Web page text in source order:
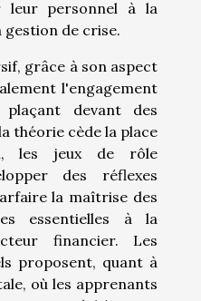
leur personnel à la
gestion de crise.
grâce à son aspect
l'engagement
devant des
théorie cède la place
les jeux de rôle
des réflexes
la maîtrise des
essentielles à la
financier. Les
proposent, quant à
où les apprenants